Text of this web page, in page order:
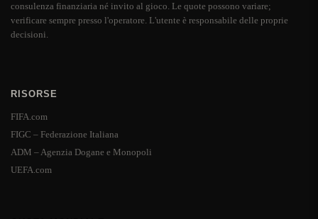
consulenza finanziaria né invito al gioco. Le quote possono variare;
verificare sempre presso l'operatore. L'utente è responsabile delle proprie
decisioni.
RISORSE
FIFA.com
FIGC – Federazione Italiana
ADM – Agenzia Dogane e Monopoli
UEFA.com